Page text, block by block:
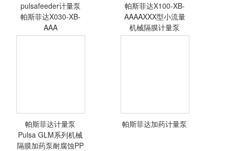
<查看详情> <查看详情>
<查看详情>
pulsafeeder计量泵
帕斯菲达X030-XB-
AAA
<查看详情>
帕斯菲达X100-XB-
AAAAXXX型小流量
机械隔膜计量泵
帕斯菲达计量泵
Pulsa GLM系列机械
隔膜加药泵耐腐蚀PP
帕斯菲达加药计量泵